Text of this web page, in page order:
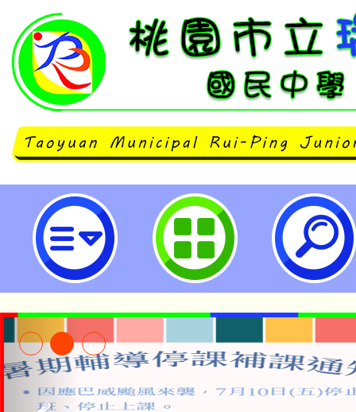
neilrpjhstyc網站設計者：徐嘉